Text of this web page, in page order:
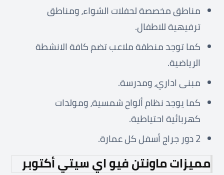
مناطق مخصصة لحفلات الشواء، ومناطق
ترفيهية للاطفال.
كما توجد منطقة ملاعب تضم كافة الانشطة
الرياضية.
مبنى اداري، ومدرسة.
كما يوجد نظام ألواح شمسية، ومولدات
كهربائية احتياطية.
2 دور جراج أسفل كل عمارة.
مميزات ماونتن فيو اي سيتي أكتوبر